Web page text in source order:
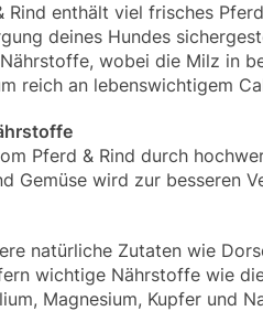
Rind enthält viel frisches
deines Hundes
wobei die Milz in
reich an lebenswichtigem
Pferd & Rind durch
Gemüse wird zur
natürliche Zutaten wie
wichtige Nährstoffe wie
Magnesium, Kupfer und